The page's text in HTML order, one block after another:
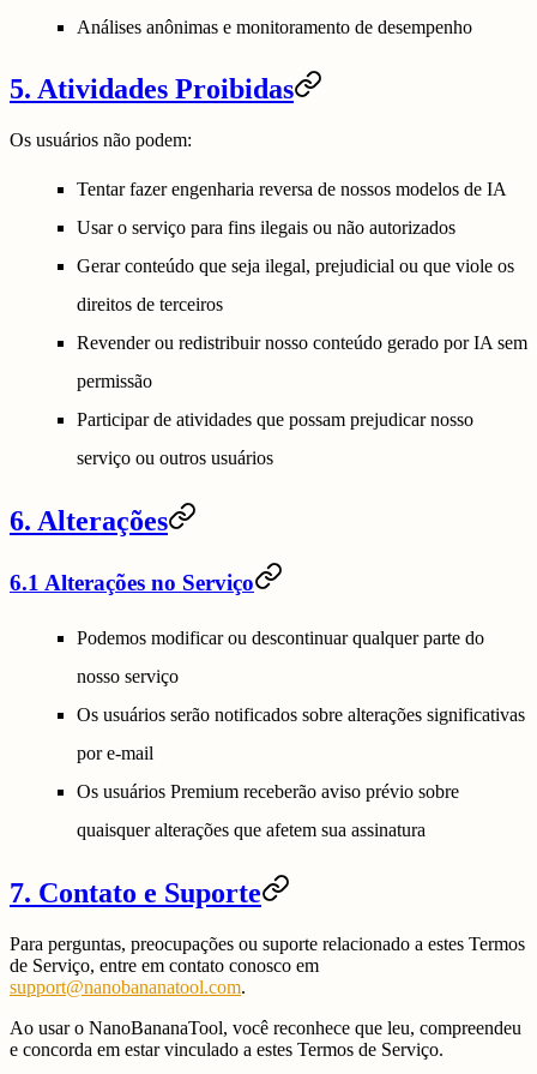
Análises anônimas e monitoramento de desempenho
5. Atividades Proibidas
Os usuários não podem:
Tentar fazer engenharia reversa de nossos modelos de IA
Usar o serviço para fins ilegais ou não autorizados
Gerar conteúdo que seja ilegal, prejudicial ou que viole os
direitos de terceiros
Revender ou redistribuir nosso conteúdo gerado por IA sem
permissão
Participar de atividades que possam prejudicar nosso
serviço ou outros usuários
6. Alterações
6.1 Alterações no Serviço
Podemos modificar ou descontinuar qualquer parte do
nosso serviço
Os usuários serão notificados sobre alterações significativas
por e-mail
Os usuários Premium receberão aviso prévio sobre
quaisquer alterações que afetem sua assinatura
7. Contato e Suporte
Para perguntas, preocupações ou suporte relacionado a estes Termos
de Serviço, entre em contato conosco em
support@nanobananatool.com.
Ao usar o NanoBananaTool, você reconhece que leu, compreendeu
e concorda em estar vinculado a estes Termos de Serviço.